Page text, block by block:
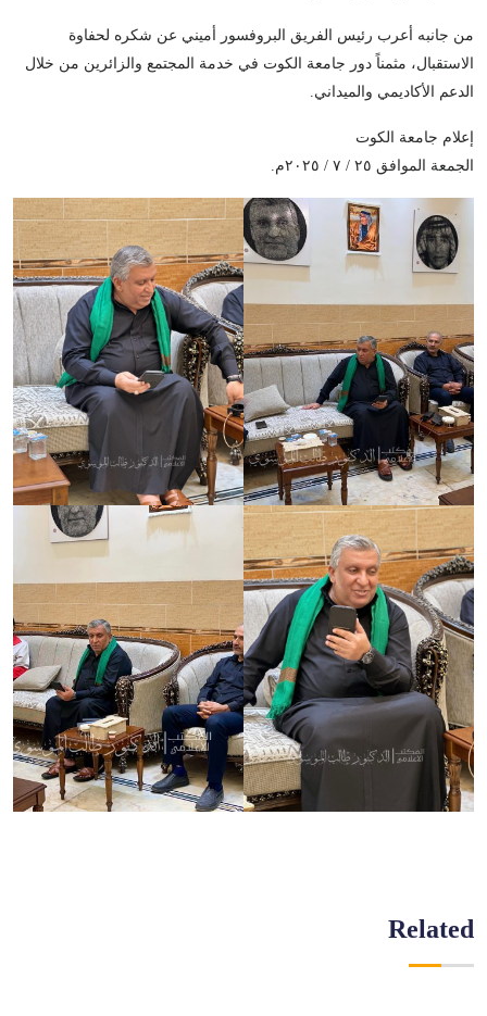
من جانبه أعرب رئيس الفريق البروفسور أميني عن شكره لحفاوة
الاستقبال، مثمناً دور جامعة الكوت في خدمة المجتمع والزائرين من خلال
الدعم الأكاديمي والميداني.
إعلام جامعة الكوت
الجمعة الموافق ٢٥ / ٧ / ٢٠٢٥م.
Related